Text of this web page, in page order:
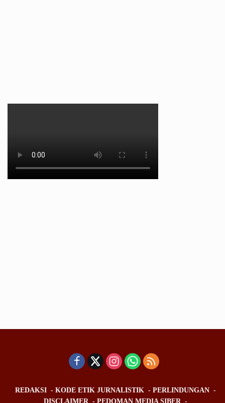
REDAKSI KODE ETIK JURNALISTIK
PERLINDUNGAN
DISCLAIMER
PEDOMAN MEDIA SIBER